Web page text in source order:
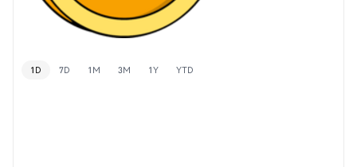
1D 7D 1M 3M 1Y YTD